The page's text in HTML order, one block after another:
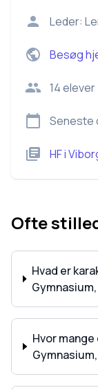
Leder:
Besøg
14elever
Seneste
HFi
Ofte
Hvad er
Hvor